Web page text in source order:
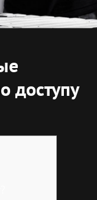
доступу